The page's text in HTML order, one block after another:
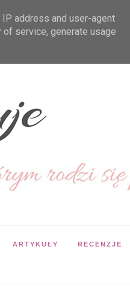
ARTYKUŁY RECENZJE
address and user-agent
service, generate usage